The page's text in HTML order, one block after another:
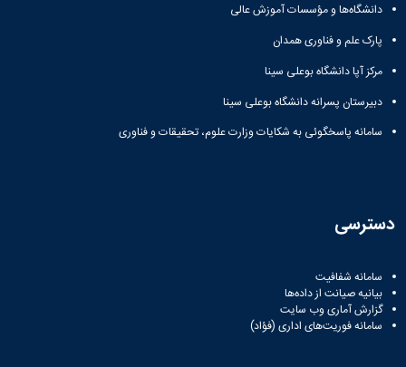
دانشگاه‌ها و مؤسسات آموزش عالی
پارک علم و فناوری همدان
مرکز آپا دانشگاه بوعلی سینا
دبیرستان پسرانه دانشگاه بوعلی سینا
سامانه پاسخگوئی به شکایات وزارت علوم، تحقیقات و فناوری
دسترسی
سامانه شفافیت
بیانیه صیانت از داده‌ها
گزارش آماری وب‌ سایت
سامانه فوریت‌های اداری (فؤاد)